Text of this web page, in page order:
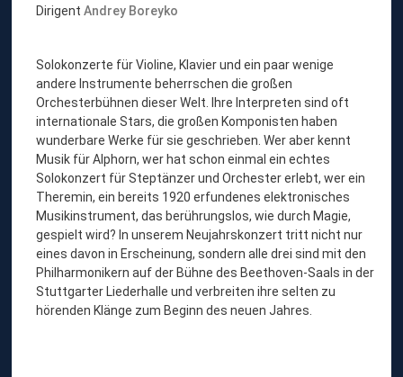
DirigentAndrey Boreyko
Solokonzerte für Violine, Klavier und ein paar wenige
andere Instrumente beherrschen die großen
Orchesterbühnen dieser Welt. Ihre Interpreten sind oft
internationale Stars, die großen Komponisten haben
wunderbare Werke für sie geschrieben. Wer aber kennt
Musik für Alphorn, wer hat schon einmal ein echtes
Solokonzert für Steptänzer und Orchester erlebt, wer ein
Theremin, ein bereits 1920 erfundenes elektronisches
Musikinstrument, das berührungslos, wie durch Magie,
gespielt wird? In unserem Neujahrskonzert tritt nicht nur
eines davon in Erscheinung, sondern alle drei sind mit den
Philharmonikern auf der Bühne des Beethoven-Saals in der
Stuttgarter Liederhalle und verbreiten ihre selten zu
hörenden Klänge zum Beginn des neuen Jahres.